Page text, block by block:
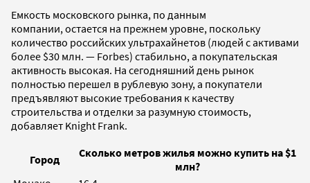
Емкость московского рынка, по данным
компании, остается на прежнем уровне, поскольку
количество российских ультрахайнетов (людей с активами
более $30 млн. — Forbes) стабильно, а покупательская
активность высокая. На сегодняшний день рынок
полностью перешел в рублевую зону, а покупатели
предъявляют высокие требования к качеству
строительства и отделки за разумную стоимость,
добавляет Knight Frank.
Город
Сколько метров жилья можно купить на $1
млн?